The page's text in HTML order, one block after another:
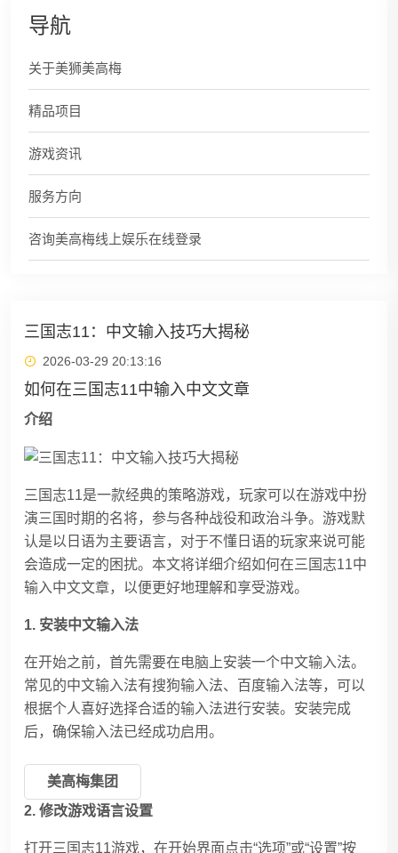
导航
关于美狮美高梅
精品项目
游戏资讯
服务方向
咨询美高梅线上娱乐在线登录
三国志11：中文输入技巧大揭秘
2026-03-29 20:13:16
如何在三国志11中输入中文文章
介绍
三国志11是一款经典的策略游戏，玩家可以在游戏中扮
演三国时期的名将，参与各种战役和政治斗争。游戏默
认是以日语为主要语言，对于不懂日语的玩家来说可能
会造成一定的困扰。本文将详细介绍如何在三国志11中
输入中文文章，以便更好地理解和享受游戏。
1. 安装中文输入法
在开始之前，首先需要在电脑上安装一个中文输入法。
常见的中文输入法有搜狗输入法、百度输入法等，可以
根据个人喜好选择合适的输入法进行安装。安装完成
后，确保输入法已经成功启用。
美高梅集团
2. 修改游戏语言设置
打开三国志11游戏，在开始界面点击“选项”或“设置”按